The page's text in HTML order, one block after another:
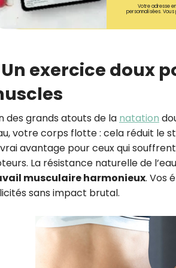
Votre adresse
personnalisées.
Un exercice doux
des grands atouts de la natation
votre corps flotte : cela réduit le
avantage pour ceux qui
La résistance naturelle de
musculaire harmonieux. Vos
sans impact brutal.